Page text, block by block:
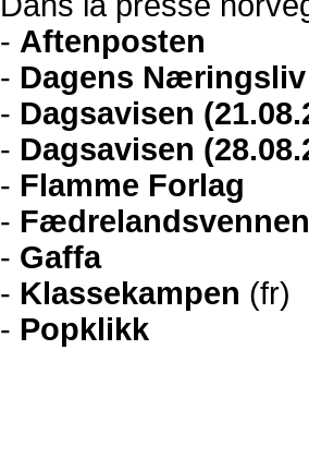
- Aftenposten
- Dagens Næringsliv
- Dagsavisen
- Dagsavisen
- Flamme Forlag
- Fædrelandsvennen
- Gaffa
- Klassekampen (fr)
- Popklikk